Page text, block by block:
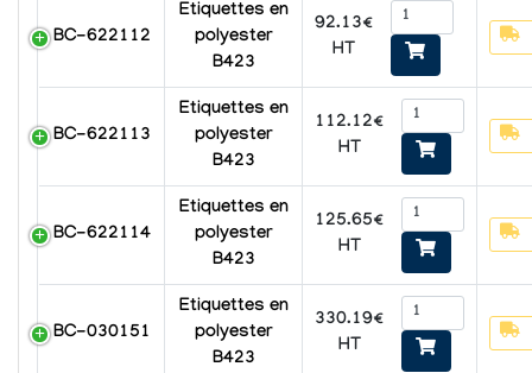
BC-622112
Etiquettes en
polyester
B423
92.13€
HT
BC-622113
Etiquettes en
polyester
B423
112.12€
HT
BC-622114
Etiquettes en
polyester
B423
125.65€
HT
BC-030151
Etiquettes en
polyester
B423
330.19€
HT